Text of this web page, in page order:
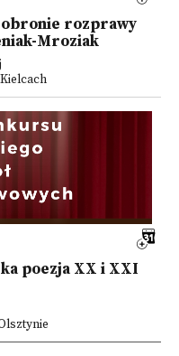
obronie rozprawy
Mroziak
poezja XX i XXI